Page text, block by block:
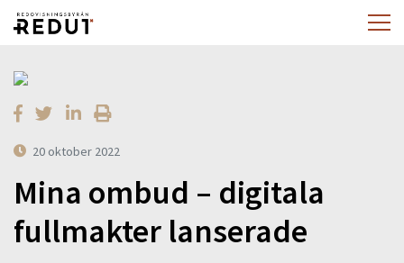
20 oktober 2022
Mina ombud – digitala
fullmakter lanserade